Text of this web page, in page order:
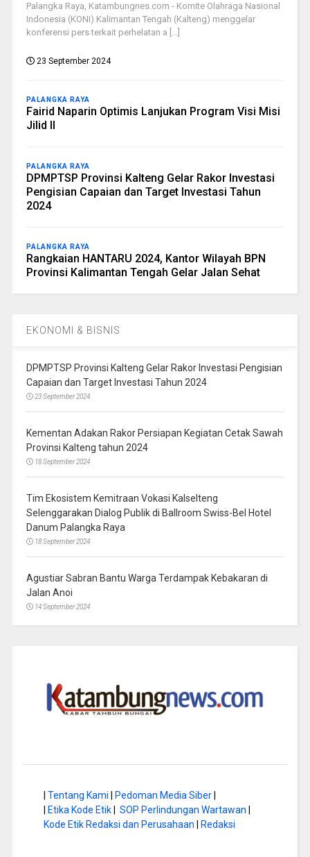
Palangka Raya, Katambungnes.com - Komite Olahraga Nasional
Indonesia (KONI) Kalimantan Tengah (Kalteng) menggelar
konferensi pers terkait perhelatan a [...]
23 September 2024
PALANGKA RAYA
Fairid Naparin Optimis Lanjukan Program Visi Misi
Jilid II
PALANGKA RAYA
DPMPTSP Provinsi Kalteng Gelar Rakor Investasi
Pengisian Capaian dan Target Investasi Tahun
2024
PALANGKA RAYA
Rangkaian HANTARU 2024, Kantor Wilayah BPN
Provinsi Kalimantan Tengah Gelar Jalan Sehat
EKONOMI & BISNIS
DPMPTSP Provinsi Kalteng Gelar Rakor Investasi Pengisian
Capaian dan Target Investasi Tahun 2024
23 September 2024
Kementan Adakan Rakor Persiapan Kegiatan Cetak Sawah
Provinsi Kalteng tahun 2024
18 September 2024
Tim Ekosistem Kemitraan Vokasi Kalselteng
Selenggarakan Dialog Publik di Ballroom Swiss-Bel Hotel
Danum Palangka Raya
18 September 2024
Agustiar Sabran Bantu Warga Terdampak Kebakaran di
Jalan Anoi
14 September 2024
Tentang Kami Pedoman Media Siber|
Etika Kode Etik| SOP Perlindungan Wartawan
Kode Etik Redaksi dan Perusahaan
Redaksi